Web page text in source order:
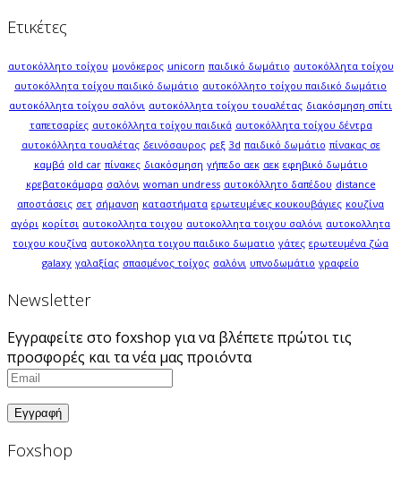
Ετικέτες
αυτοκόλλητο τοίχου μονόκερος unicorn παιδικό δωμάτιο αυτοκόλλητα τοίχου
αυτοκόλλητα τοίχου παιδικό δωμάτιο αυτοκόλλητο τοίχου παιδικό δωμάτιο
αυτοκόλλητα τοίχου σαλόνι αυτοκόλλητα τοίχου τουαλέτας διακόσμηση σπίτι
ταπετσαρίες αυτοκόλλητα τοίχου παιδικά αυτοκόλλητα τοίχου δέντρα
αυτοκόλλητα τουαλέτας δεινόσαυρος ρεξ 3d παιδικό δωμάτιο πίνακας σε
καμβά old car πίνακες διακόσμηση γήπεδο αεκ αεκ εφηβικό δωμάτιο
κρεβατοκάμαρα σαλόνι woman undress αυτοκόλλητο δαπέδου distance
αποστάσεις σετ σήμανση καταστήματα ερωτευμένες κουκουβάγιες κουζίνα
αγόρι κορίτσι αυτοκολλητα τοιχου αυτοκολλητα τοιχου σαλόνι αυτοκολλητα
τοιχου κουζίνα αυτοκολλητα τοιχου παιδικο δωματιο γάτες ερωτευμένα ζώα
galaxy γαλαξίας σπασμένος τοίχος σαλόνι υπνοδωμάτιο γραφείο
Newsletter
Εγγραφείτε στο foxshop για να βλέπετε πρώτοι τις
προσφορές και τα νέα μας προιόντα
Foxshop